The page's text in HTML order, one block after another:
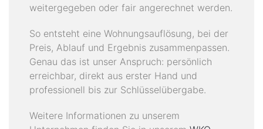
weitergegeben oder fair angerechnet werden.
So entsteht eine Wohnungsauflösung, bei der
Preis, Ablauf und Ergebnis zusammenpassen.
Genau das ist unser Anspruch: persönlich
erreichbar, direkt aus erster Hand und
professionell bis zur Schlüsselübergabe.
Weitere Informationen zu unserem